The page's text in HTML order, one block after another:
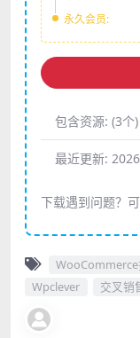
永久会员:
包含资源: (3个)
最近更新:
下载遇到问题？
WooCommerce
Wpclever
交叉销